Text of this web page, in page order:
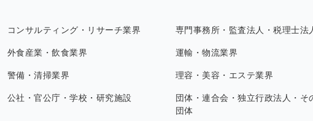
コンサルティング・リサーチ業界 専門事務所・監査法人・税理士法
外食産業・飲食業界 運輸・物流業界
警備・清掃業界 理容・美容・エステ業界
公社・官公庁・学校・研究施設
団体・連合会・独立行政法人・そ
団体